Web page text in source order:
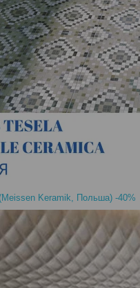
Keramik, Польша) -40%